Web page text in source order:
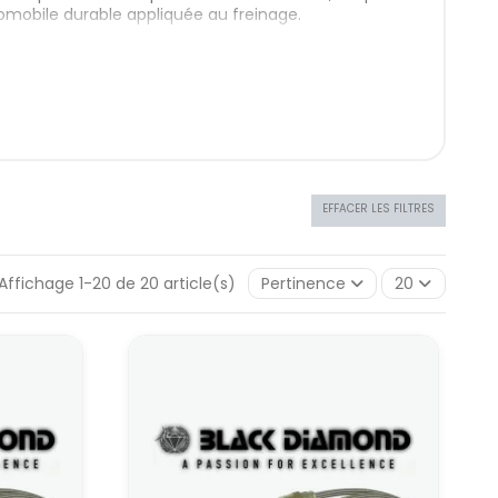
durable appliquée au freinage.
l’aéronautique : commandes hydrauliques,
la même philosophie : limiter la dilatation,
à fiabiliser la base (freins, refroidissement,
certes, peu spectaculaires à l’œil, mais
base :
EFFACER LES FILTRES
1-20 de 20 article(s) Pertinence 20